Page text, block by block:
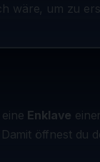
wäre, um zu
Enklave
öffnest du